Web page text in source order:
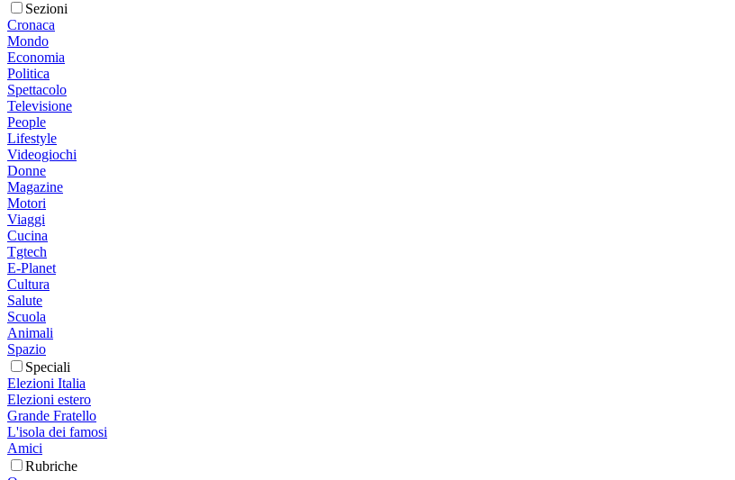
Sezioni
Cronaca
Mondo
Economia
Politica
Spettacolo
Televisione
People
Lifestyle
Videogiochi
Donne
Magazine
Motori
Viaggi
Cucina
Tgtech
E-Planet
Cultura
Salute
Scuola
Animali
Spazio
Speciali
Elezioni Italia
Elezioni estero
Grande Fratello
L'isola dei famosi
Amici
Rubriche